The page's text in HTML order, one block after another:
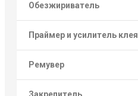
Обезжириватель
Праймер и усилитель клея
Ремувер